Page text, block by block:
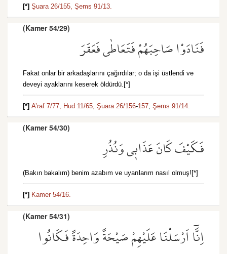
[*] Şuara 26/155, Şems 91/13.
(Kamer 54/29)
فَنَادَوْا صَاحِبَهُمْ فَتَعَاطٰى فَعَقَرَ
Fakat onlar bir arkadaşlarını çağırdılar; o da işi üstlendi ve
deveyi ayaklarını keserek öldürdü.[*]
[*] A’raf 7/77, Hud 11/65, Şuara 26/156-157, Şems 91/14.
(Kamer 54/30)
فَكَيْفَ كَانَ عَذَاب۪ي وَنُذُرِ
(Bakın bakalım) benim azabım ve uyarılarım nasıl olmuş![*]
[*] Kamer 54/16.
(Kamer 54/31)
اِنَّٓا اَرْسَلْنَا عَلَيْهِمْ صَيْحَةً وَاحِدَةً فَكَانُوا